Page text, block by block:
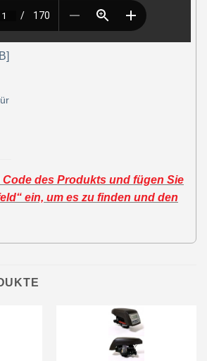
des Produkts und fügen Sie
ein, um es zu finden und den